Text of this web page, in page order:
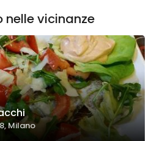
nelle vicinanze
Milano